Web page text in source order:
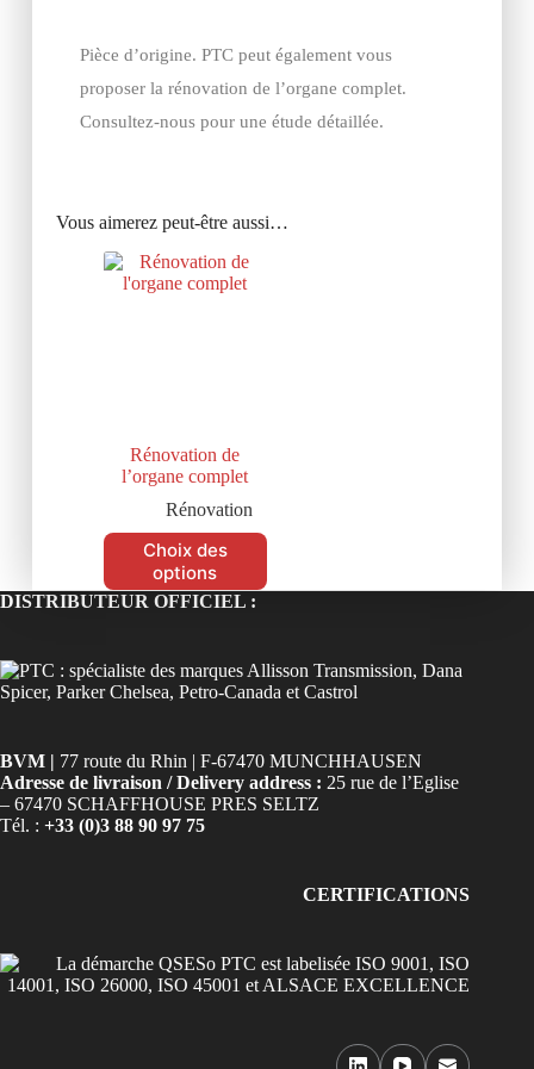
Pièce d’origine. PTC peut également vous
proposer la rénovation de l’organe complet.
Consultez-nous pour une étude détaillée.
Vous aimerez peut-être aussi…
Rénovation de
l’organe complet
Rénovation
Choix des
options
DISTRIBUTEUR OFFICIEL :
BVM | 77 route du Rhin | F-67470 MUNCHHAUSEN
Adresse de livraison / Delivery address : 25 rue de l’Eglise
– 67470 SCHAFFHOUSE PRES SELTZ
Tél. : +33 (0)3 88 90 97 75
CERTIFICATIONS